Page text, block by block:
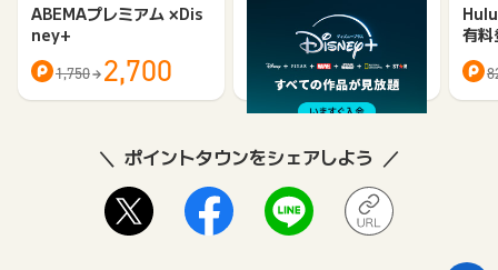
ABEMAプレミアム ×Dis
ney+
1,750 2,700
Disney+ (ディズニープ
ラス)<月額プラン>
974
有
ポイントタウンをシェアしよう